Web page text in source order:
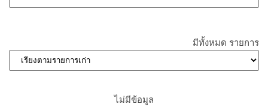
มีทั้งหมด รายการ
ไม่มีข้อมูล